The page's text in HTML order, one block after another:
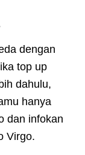
dengan
top up
dahulu,
hanya
dan infokan
Virgo.